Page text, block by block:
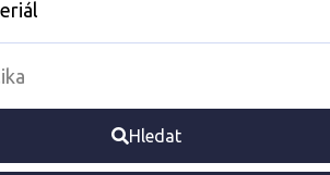
Hledat